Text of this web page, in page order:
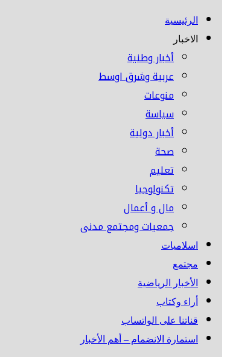
الرئيسية
الاخبار
أخبار وطنية
عربية وشرق اوسط
منوعات
سياسة
أخبار دولية
صحة
تعليم
تكنولوجيا
مال و أعمال
جمعيات ومجتمع مدنى
اسلاميات
مجتمع
الأخبار الرياضية
أراء وكتاب
قناتنا على الواتساب
استمارة الانضمام – أهم الأخبار